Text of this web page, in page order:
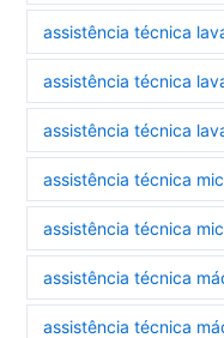
assistência técnica
assistência técnica
assistência técnica
assistência técnica
assistência técnica
assistência técnica
assistência técnica